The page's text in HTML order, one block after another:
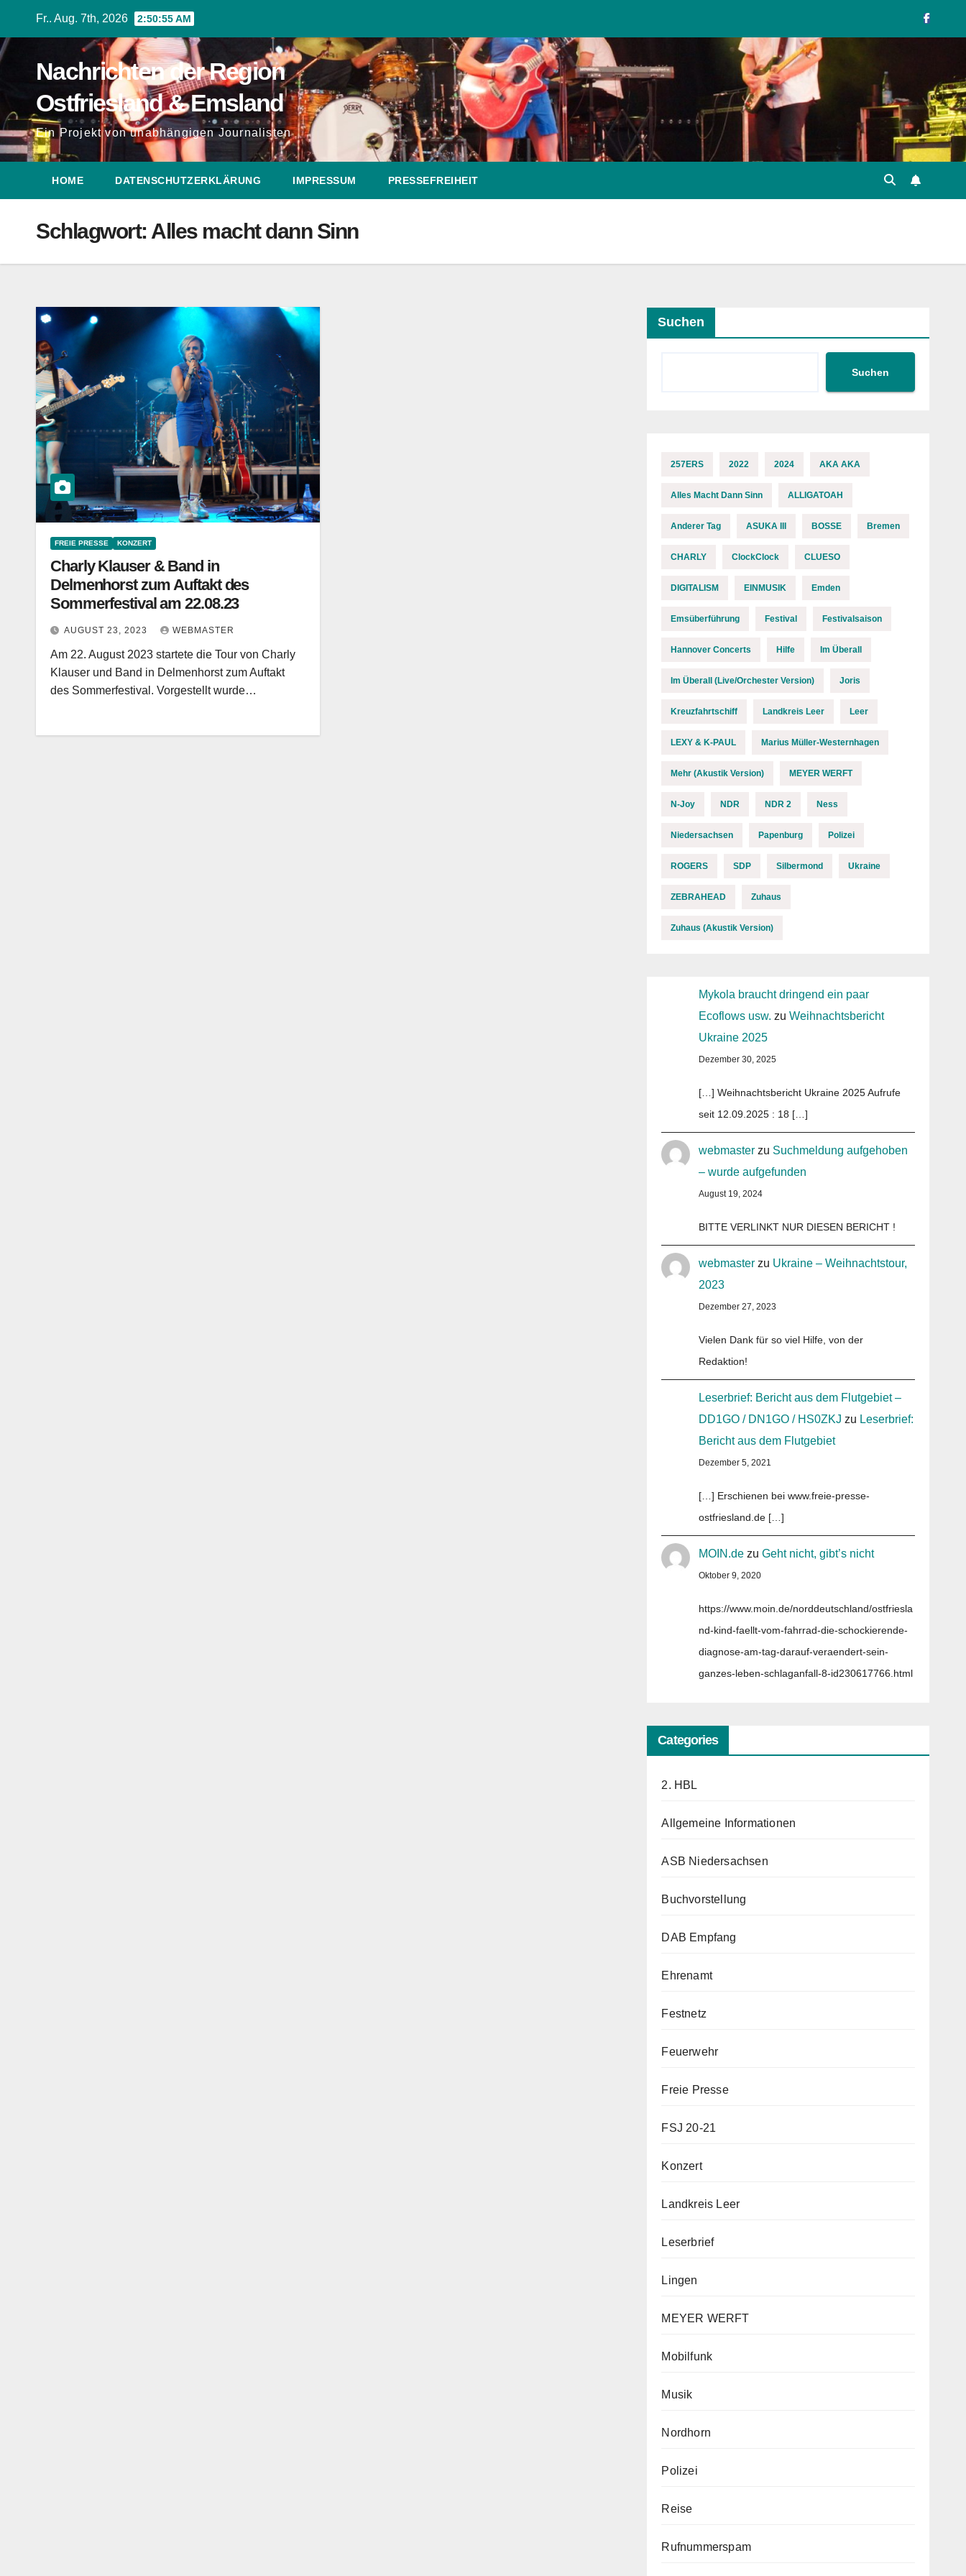
springen
Fr.. Aug. 7th, 2026 2:50:55 AM
Nachrichten der Region
Ostfriesland & Emsland
Ein Projekt von unabhängigen Journalisten
HOME DATENSCHUTZERKLÄRUNG IMPRESSUM PRESSEFREIHEIT
Schlagwort: Alles macht dann Sinn
FREIE PRESSE KONZERT
Charly Klauser & Band in
Delmenhorst zum Auftakt des
Sommerfestival am 22.08.23
AUGUST 23, 2023 WEBMASTER
Am 22. August 2023 startete die Tour von Charly
Klauser und Band in Delmenhorst zum Auftakt
des Sommerfestival. Vorgestellt wurde…
Suchen
Suchen
257ERS 2022 2024 AKA AKA
Alles Macht Dann Sinn ALLIGATOAH
Anderer Tag ASUKA III BOSSE Bremen
CHARLY ClockClock CLUESO
DIGITALISM EINMUSIK Emden
Emsüberführung Festival Festivalsaison
Hannover Concerts Hilfe Im Überall
Im Überall (Live/Orchester Version) Joris
Kreuzfahrtschiff Landkreis Leer Leer
LEXY & K-PAUL Marius Müller-Westernhagen
Mehr (Akustik Version) MEYER WERFT
N-Joy NDR NDR 2 Ness
Niedersachsen Papenburg Polizei
ROGERS SDP Silbermond Ukraine
ZEBRAHEAD Zuhaus
Zuhaus (Akustik Version)
Mykola braucht dringend ein paar
Ecoflows usw. zuWeihnachtsbericht
Ukraine 2025
Dezember 30, 2025
[…] Weihnachtsbericht Ukraine 2025 Aufrufe
seit 12.09.2025 : 18 […]
webmaster zu Suchmeldung aufgehoben
– wurde aufgefunden
August 19, 2024
BITTE VERLINKT NUR DIESEN BERICHT !
webmaster zu Ukraine – Weihnachtstour,
2023
Dezember 27, 2023
Vielen Dank für so viel Hilfe, von der
Redaktion!
Leserbrief: Bericht aus dem Flutgebiet –
DD1GO / DN1GO / HS0ZKJ zu Leserbrief:
Bericht aus dem Flutgebiet
Dezember 5, 2021
[…] Erschienen bei www.freie-presse-
ostfriesland.de […]
MOIN.de zuGeht nicht, gibt’s nicht
Oktober 9, 2020
https://www.moin.de/norddeutschland/ostfriesla
nd-kind-faellt-vom-fahrrad-die-schockierende-
diagnose-am-tag-darauf-veraendert-sein-
ganzes-leben-schlaganfall-8-id230617766.html
Categories
2. HBL
Allgemeine Informationen
ASB Niedersachsen
Buchvorstellung
DAB Empfang
Ehrenamt
Festnetz
Feuerwehr
Freie Presse
FSJ 20-21
Konzert
Landkreis Leer
Leserbrief
Lingen
MEYER WERFT
Mobilfunk
Musik
Nordhorn
Polizei
Reise
Rufnummerspam